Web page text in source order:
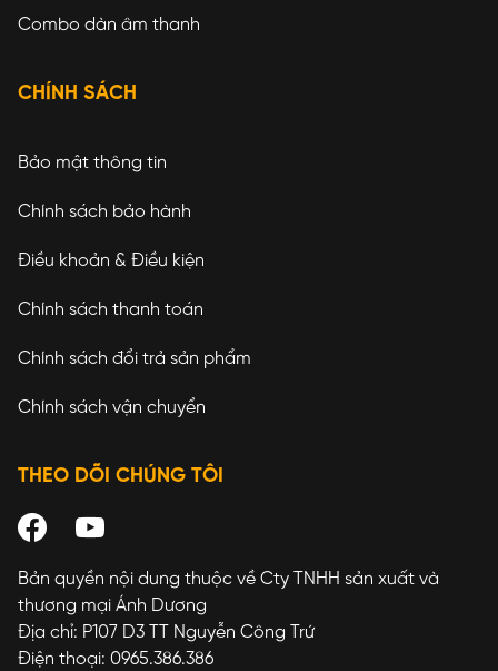
Combo dàn âm thanh
CHÍNH SÁCH
Bảo mật thông tin
Chính sách bảo hành
Điều khoản & Điều kiện
Chính sách thanh toán
Chính sách đổi trả sản phẩm
Chính sách vận chuyển
THEO DÕI CHÚNG TÔI
Bản quyền nội dung thuộc về Cty TNHH sản xuất và
thương mại Ánh Dương
Địa chỉ: P107 D3 TT Nguyễn Công Trứ
Điện thoại: 0965.386.386